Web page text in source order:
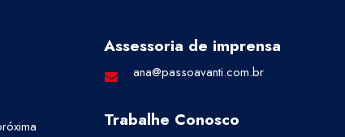
Assessoria de imprensa
ana@passoavanti.com.br
Trabalhe Conosco